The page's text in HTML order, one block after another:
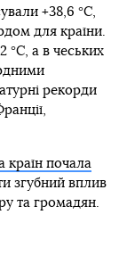
+38,6 °C,
для країни.
°C, а в чеських
рекорди
країн почала
згубний вплив
та громадян.